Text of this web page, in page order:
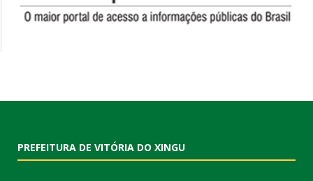
PREFEITURA DE VITÓRIA DO XINGU